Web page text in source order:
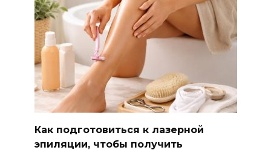
Как подготовиться к лазерной
эпиляции, чтобы получить